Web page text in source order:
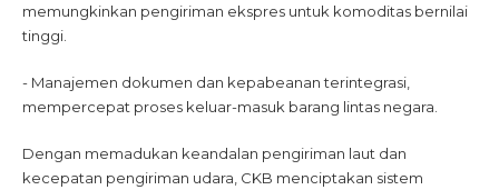
memungkinkan pengiriman ekspres untuk komoditas bernilai
tinggi.
- Manajemen dokumen dan kepabeanan terintegrasi,
mempercepat proses keluar-masuk barang lintas negara.
Dengan memadukan keandalan pengiriman laut dan
kecepatan pengiriman udara, CKB menciptakan sistem